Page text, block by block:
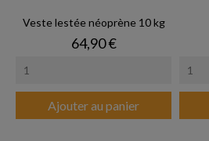
Veste lestée néoprène 10 kg
Prix
64,90 €
Ajouter au panier